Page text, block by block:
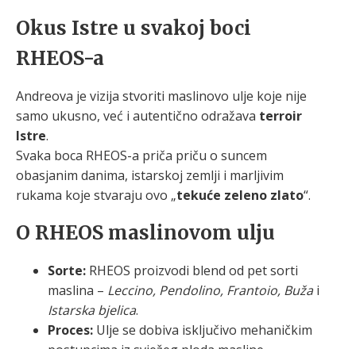
Okus Istre u svakoj boci
RHEOS-a
Andreova je vizija stvoriti maslinovo ulje koje nije
samo ukusno, već i autentično odražava terroir
Istre.
Svaka boca RHEOS-a priča priču o suncem
obasjanim danima, istarskoj zemlji i marljivim
rukama koje stvaraju ovo „tekuće zeleno zlato“.
O RHEOS maslinovom ulju
Sorte: RHEOS proizvodi blend od pet sorti
maslina – Leccino, Pendolino, Frantoio, Bužai
Istarska bjelica.
Proces: Ulje se dobiva isključivo mehaničkim